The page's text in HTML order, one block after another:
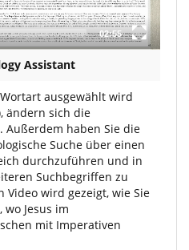
02:55
Assistant
ausgewählt wird
ändern sich die
Außerdem haben Sie die
Suche über einen
durchzuführen und in
Suchbegriffen zu
wird gezeigt, wie Sie
Jesus im
mit Imperativen